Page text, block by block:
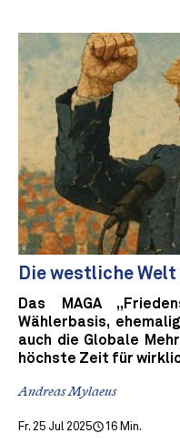
Die westliche
Das MAGA
Wählerbasis,
auch die Globale
höchste Zeit für
Andreas Mylaeus
Fr. 25 Jul 2025 16 Min.